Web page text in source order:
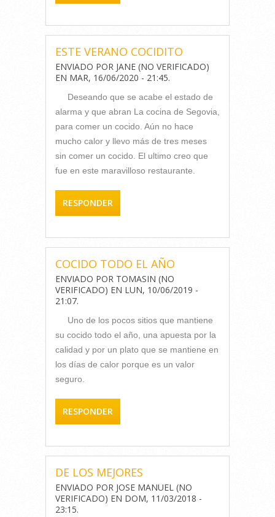
ESTE VERANO COCIDITO
ENVIADO POR JANE (NO VERIFICADO)
EN MAR, 16/06/2020 - 21:45.
Deseando que se acabe el estado de
alarma y que abran La cocina de Segovia,
para comer un cocido. Aún no hace
mucho calor y llevo más de tres meses
sin comer un cocido. El ultimo creo que
fue en este maravilloso restaurante.
RESPONDER
COCIDO TODO EL AÑO
ENVIADO POR TOMASIN (NO
VERIFICADO) EN LUN, 10/06/2019 -
21:07.
Uno de los pocos sitios que mantiene
su cocido todo el año, una apuesta por la
calidad y por un plato que se mantiene en
los días de calor porque es un valor
seguro.
RESPONDER
DE LOS MEJORES
ENVIADO POR JOSE MANUEL (NO
VERIFICADO) EN DOM, 11/03/2018 -
23:15.